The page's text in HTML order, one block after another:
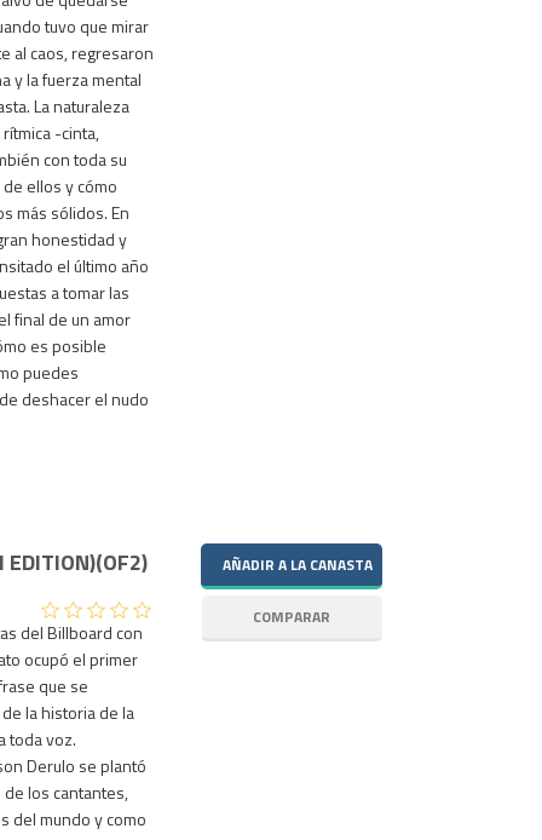
tuvo que mirar
al caos, regresaron
y la fuerza mental
La naturaleza
-cinta,
con toda su
ellos y cómo
más sólidos. En
honestidad y
el último año
a tomar las
final de un amor
es posible
puedes
deshacer el nudo
EDITION)(OF2)
del Billboard con
ocupó el primer
que se
la historia de la
toda voz.
Derulo se plantó
los cantantes,
del mundo y como